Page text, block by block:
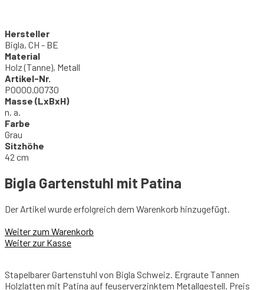
Hersteller
Bigla, CH - BE
Material
Holz (Tanne), Metall
Artikel-Nr.
P0000.00730
Masse (LxBxH)
n. a.
Farbe
Grau
Sitzhöhe
42 cm
Bigla Gartenstuhl mit Patina
Der Artikel wurde erfolgreich dem Warenkorb hinzugefügt.
Weiter zum Warenkorb
Weiter zur Kasse
Stapelbarer Gartenstuhl von Bigla Schweiz. Ergraute Tannen
Holzlatten mit Patina auf feuserverzinktem Metallgestell. Preis